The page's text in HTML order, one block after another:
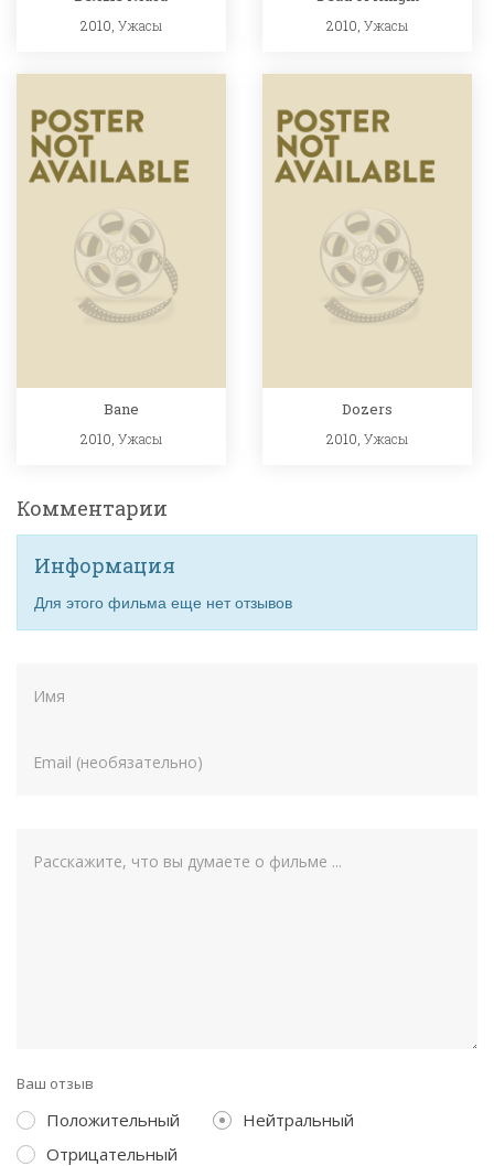
2010, Ужасы 2010,Ужасы
Bane
2010, Ужасы
Dozers
2010,Ужасы
Комментарии
Информация
Для этого фильма еще нет отзывов
Ваш отзыв
Положительный
Нейтральный
Отрицательный